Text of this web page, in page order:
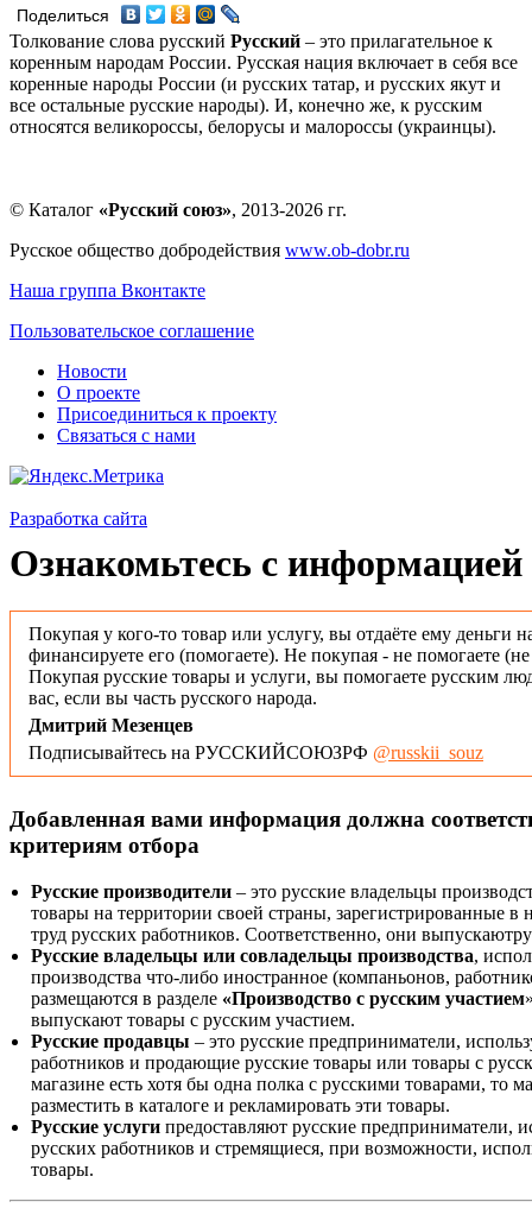
Поделиться
Толкование слова русский Русский – это прилагательное к
коренным народам России. Русская нация включает в себя все
коренные народы России (и русских татар, и русских якут и
все остальные русские народы). И, конечно же, к русским
относятся великороссы, белорусы и малороссы (украинцы).
© Каталог «Русский союз», 2013-2026 гг.
Русское общество добродействия www.ob-dobr.ru
Наша группа Вконтакте
Пользовательское соглашение
Новости
О проекте
Присоединиться к проекту
Связаться с нами
Разработка сайта
Ознакомьтесь с информацией
Покупая у кого-то товар или услугу, вы отдаёте ему деньги
финансируете его (помогаете). Не покупая - не помогаете
Покупая русские товары и услуги, вы помогаете русским
вас, если вы часть русского народа.
Дмитрий Мезенцев
Подписывайтесь на РУССКИЙСОЮЗРФ @russkii_souz
Добавленная вами информация должна
критериям отбора
Русские производители – это русские владельцы
товары на территории своей страны, зарегистрированные
труд русских работников. Соответственно, они
Русские владельцы или совладельцы производства,
производства что-либо иностранное (компаньонов,
размещаются в разделе «Производство с русским участием
выпускают товары с русским участием.
Русские продавцы – это русские предприниматели,
работников и продающие русские товары или товары с
магазине есть хотя бы одна полка с русскими товарами, то
разместить в каталоге и рекламировать эти товары.
Русские услуги предоставляют русские предприниматели,
русских работников и стремящиеся, при возможности,
товары.